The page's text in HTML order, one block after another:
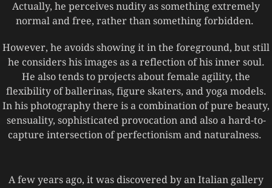
Actually, he perceives nudity as something extremely
normal and free, rather than something forbidden.
However, he avoids showing it in the foreground, but still
he considers his images as a reflection of his inner soul.
He also tends to projects about female agility, the
flexibility of ballerinas, figure skaters, and yoga models.
In his photography there is a combination of pure beauty,
sensuality, sophisticated provocation and also a hard-to-
capture intersection of perfectionism and naturalness.
A few years ago, it was discovered by an Italian gallery